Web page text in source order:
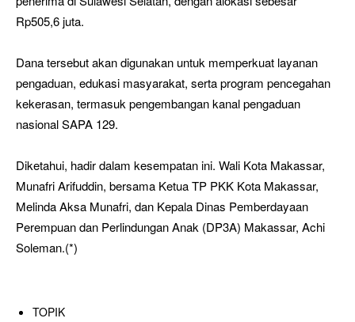
Rp505,6 juta.
Dana tersebut akan digunakan untuk memperkuat layanan
pengaduan, edukasi masyarakat, serta program pencegahan
kekerasan, termasuk pengembangan kanal pengaduan
nasional SAPA 129.
Diketahui, hadir dalam kesempatan ini. Wali Kota Makassar,
Munafri Arifuddin, bersama Ketua TP PKK Kota Makassar,
Melinda Aksa Munafri, dan Kepala Dinas Pemberdayaan
Perempuan dan Perlindungan Anak (DP3A) Makassar, Achi
Soleman.(*)
TOPIK